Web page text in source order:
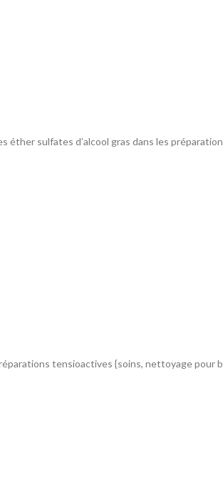
éther sulfates d’alcool gras dans les
tensioactives {soins, nettoyage pour